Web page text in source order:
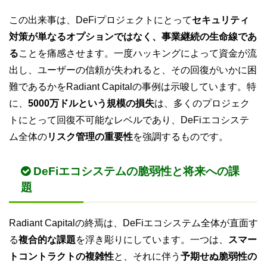
この出来事は、DeFiプロジェクトにとってセキュリティ
対策が単なるオプションではなく、事業継続の生命線であ
ることを痛感させます。一度ハッキングによって資金が流
出し、ユーザーの信頼が失われると、その回復がいかに困
難であるかをRadiant Capitalの事例は示唆しています。特
に、 5000万ドルという規模の損失は、多くのプロジェク
トにとって回復不可能なレベルであり、DeFiエコシステ
ム全体のリスク管理の重要性を強調するものです。
DeFiエコシステムの脆弱性と将来への課
題
Radiant Capitalの終焉は、DeFiエコシステム全体が直面す
る複合的な課題を浮き彫りにしています。一つは、
スマー
トコントラクトの複雑性と、それに伴う 予期せぬ脆弱性の